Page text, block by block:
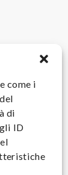
come i
di
ID